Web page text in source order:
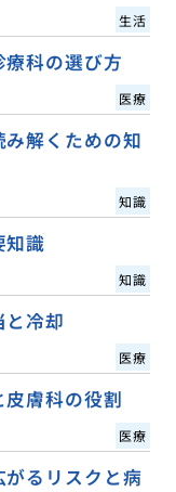
生活
科の選び方
医療
解くための知
知識
知識
知識
冷却
医療
膚科の役割
医療
るリスクと病